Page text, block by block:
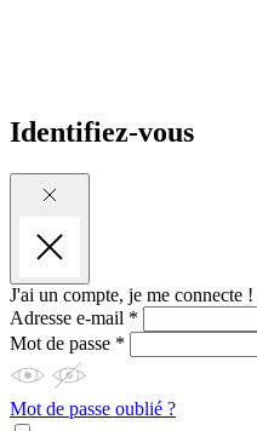
Identifiez-vous
J'ai un compte, je me connecte !
Adresse e-mail *
Mot de passe *
Mot de passe oublié ?